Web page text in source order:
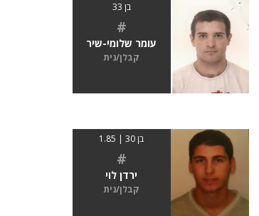
בן 33
#
עומר שלומי-שיר
קבלן/נית
בן 30 | 1.85
#
ירדן לוי
קבלן/נית